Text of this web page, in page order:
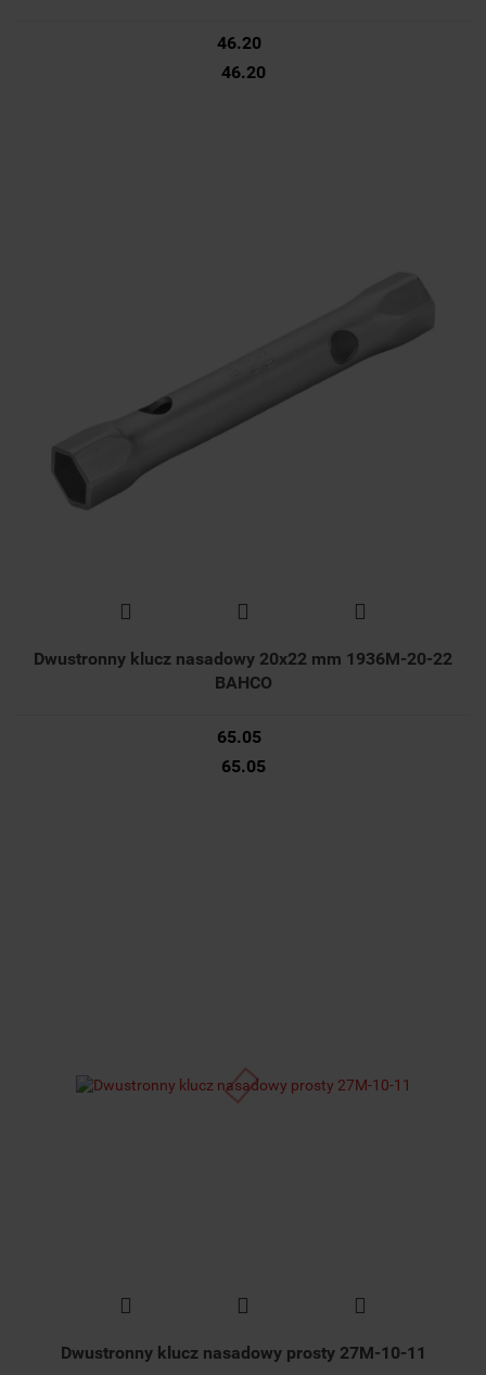
46.20
46.20
Dwustronny klucz nasadowy 20x22 mm 1936M-20-22
BAHCO
65.05
65.05
Dwustronny klucz nasadowy prosty 27M-10-11